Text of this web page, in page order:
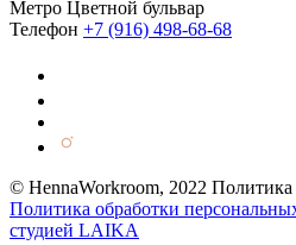
Метро Цветной бульвар
Телефон +7 (916) 498-68-68
© HennaWorkroom, 2022 Политика
Политика обработки
студией LAIKA